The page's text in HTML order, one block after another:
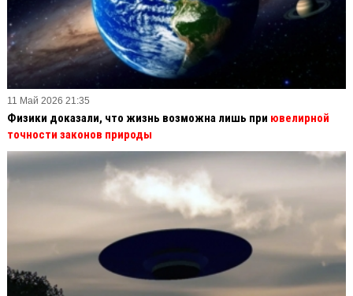
11 Май 2026 21:35
Физики доказали, что жизнь возможна лишь при ювелирной
точности законов природы